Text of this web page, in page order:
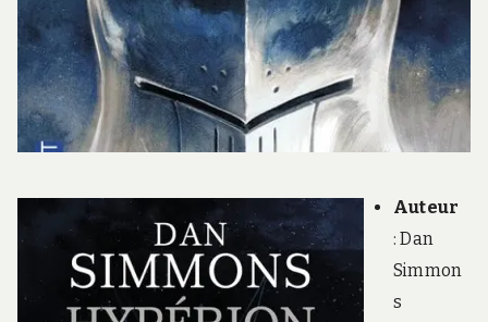
Auteur
: Dan
Simmon
s